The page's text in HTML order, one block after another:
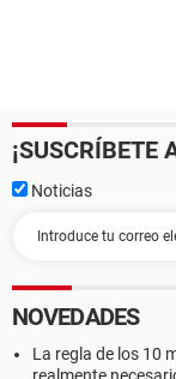
¡SUSCRÍBETE
Noticias
NOVEDADES
La regla de los 10